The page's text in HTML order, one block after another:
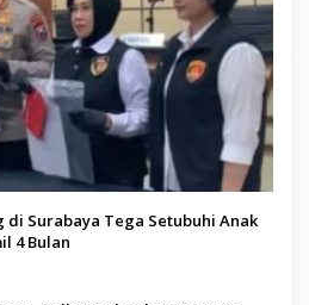
di Surabaya Tega Setubuhi Anak
4 Bulan